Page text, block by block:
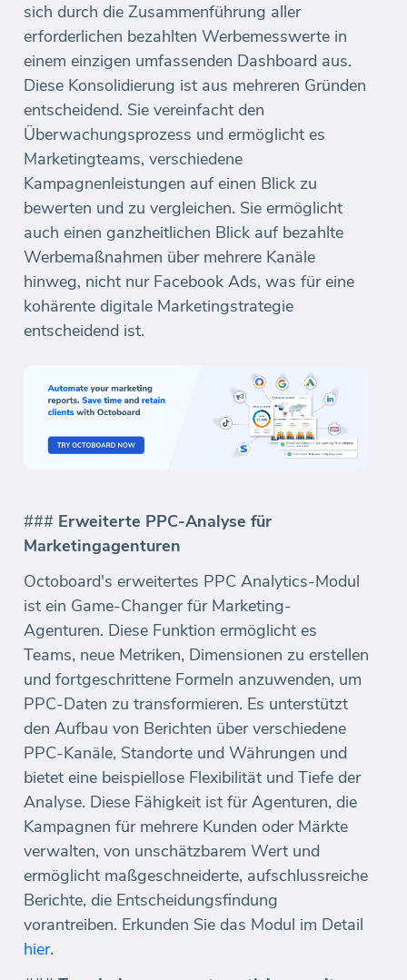
sich durch die Zusammenführung aller
erforderlichen bezahlten Werbemesswerte in
einem einzigen umfassenden Dashboard aus.
Diese Konsolidierung ist aus mehreren Gründen
entscheidend. Sie vereinfacht den
Überwachungsprozess und ermöglicht es
Marketingteams, verschiedene
Kampagnenleistungen auf einen Blick zu
bewerten und zu vergleichen. Sie ermöglicht
auch einen ganzheitlichen Blick auf bezahlte
Werbemaßnahmen über mehrere Kanäle
hinweg, nicht nur Facebook Ads, was für eine
kohärente digitale Marketingstrategie
entscheidend ist.
### Erweiterte PPC-Analyse für
Marketingagenturen
Octoboard's erweitertes PPC Analytics-Modul
ist ein Game-Changer für Marketing-
Agenturen. Diese Funktion ermöglicht es
Teams, neue Metriken, Dimensionen zu erstellen
und fortgeschrittene Formeln anzuwenden, um
PPC-Daten zu transformieren. Es unterstützt
den Aufbau von Berichten über verschiedene
PPC-Kanäle, Standorte und Währungen und
bietet eine beispiellose Flexibilität und Tiefe der
Analyse. Diese Fähigkeit ist für Agenturen, die
Kampagnen für mehrere Kunden oder Märkte
verwalten, von unschätzbarem Wert und
ermöglicht maßgeschneiderte, aufschlussreiche
Berichte, die Entscheidungsfindung
vorantreiben. Erkunden Sie das Modul im Detail
hier.